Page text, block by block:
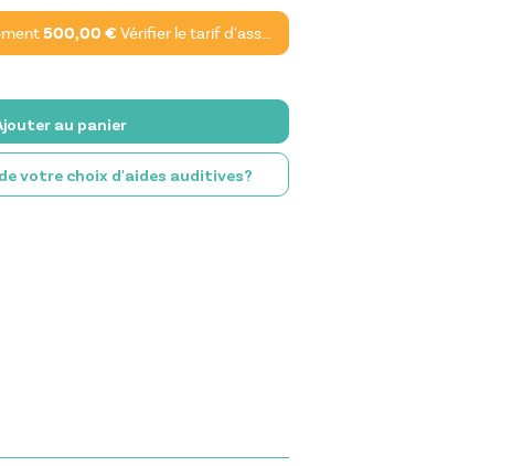
500,00 € Vérifier le tarif d'assurance*
au panier
votre choix d'aides auditives?